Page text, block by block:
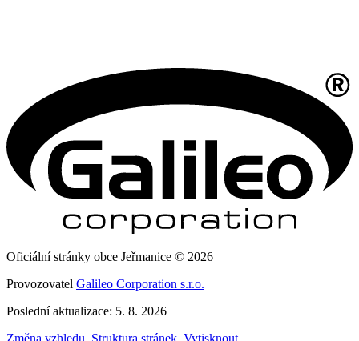
Oficiální stránky obce Jeřmanice © 2026
Provozovatel Galileo Corporation s.r.o.
Poslední aktualizace: 5. 8. 2026